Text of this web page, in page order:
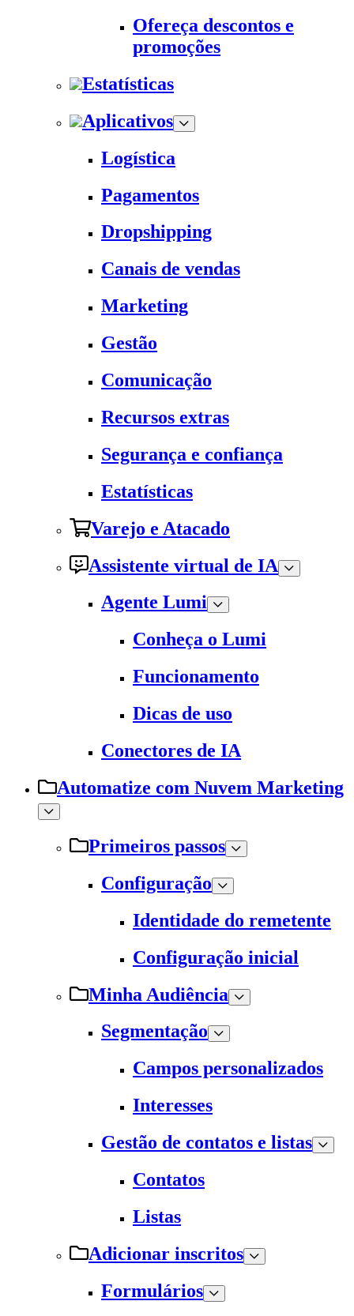
Ofereça descontos e
promoções
Estatísticas
Aplicativos
Logística
Pagamentos
Dropshipping
Canais de vendas
Marketing
Gestão
Comunicação
Recursos extras
Segurança e confiança
Estatísticas
Varejo e Atacado
Assistente virtual de IA
Agente Lumi
Conheça o Lumi
Funcionamento
Dicas de uso
Conectores de IA
Automatize com Nuvem Marketing
Primeiros passos
Configuração
Identidade do remetente
Configuração inicial
Minha Audiência
Segmentação
Campos personalizados
Interesses
Gestão de contatos e listas
Contatos
Listas
Adicionar inscritos
Formulários